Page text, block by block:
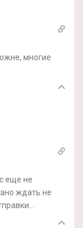
многие
еще не
ждать не